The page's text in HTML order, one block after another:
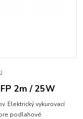
2m / 25W
Elektrický vykurovací
podlahové